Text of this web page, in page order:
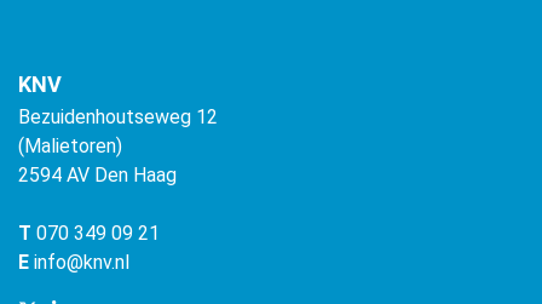
KNV
Bezuidenhoutseweg 12
(Malietoren)
2594 AV Den Haag
T 070 349 09 21
E info@knv.nl